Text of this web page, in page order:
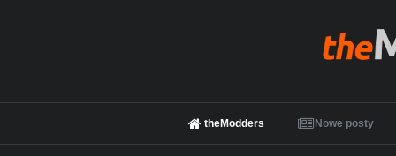
theModders Nowe posty